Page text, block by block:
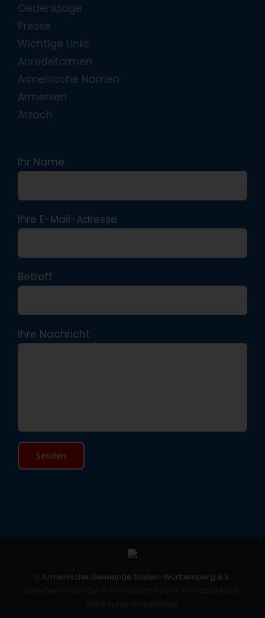
Gedenktage
Presse
Wichtige Links
Anredeformen
Armenische Namen
Armenien
Arzach
Ihr Name
Ihre E-Mail-Adresse
Betreff
Ihre Nachricht
Armenische Gemeinde Baden-Württemberg e.V.